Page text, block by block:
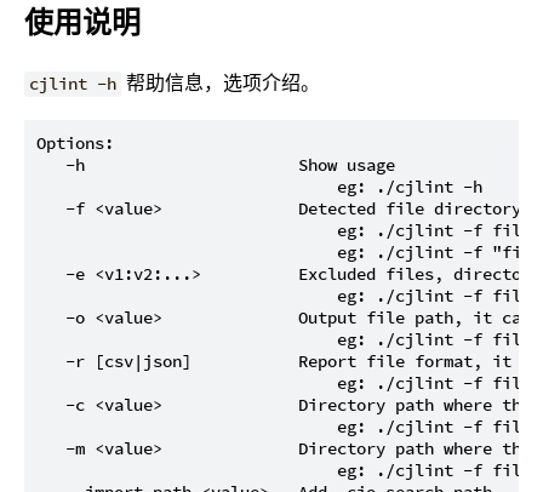
使用说明
cjlint -h 帮助信息，选项介绍。
Options:
   -h                      Show usage
                               eg: ./cjlint -h
-f <value>              Detected file
eg: ./cjlint -f
eg: ./cjlint -f
-e <v1:v2:...>          Excluded files,
eg: ./cjlint -f
-o <value>              Output file path, it can
eg: ./cjlint -f
-r [csv|json]           Report file format, it
eg: ./cjlint -f
-c <value>              Directory path where
eg: ./cjlint -f
-m <value>              Directory path where
eg: ./cjlint -f